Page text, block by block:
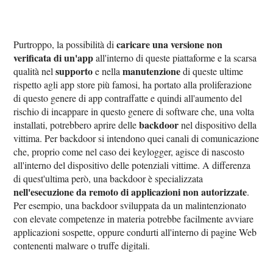
Purtroppo, la possibilità dicaricare una versione non
verificata di un'appall'interno di queste piattaforme e la scarsa
qualità nelsupportoe nellamanutenzionedi queste ultime
rispetto agli app store più famosi, ha portato alla proliferazione
di questo genere di app contraffatte e quindi all'aumento del
rischio di incappare in questo genere di software che, una volta
installati, potrebbero aprire dellebackdoornel dispositivo della
vittima. Per backdoor si intendono quei canali di comunicazione
che, proprio come nel caso dei keylogger, agisce di nascosto
all'interno del dispositivo delle potenziali vittime. A differenza
di quest'ultima però, una backdoor è specializzata
nell'esecuzione da remoto di applicazioni non autorizzate.
Per esempio, una backdoor sviluppata da un malintenzionato
con elevate competenze in materia potrebbe facilmente avviare
applicazioni sospette, oppure condurti all'interno di pagine Web
contenenti malware o truffe digitali.